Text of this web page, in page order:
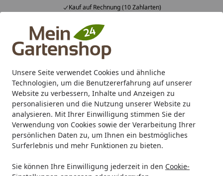
Unsere Seite verwendet Cookies und ähnliche
Technologien, um die Benutzererfahrung auf unserer
Website zu verbessern, Inhalte und Anzeigen zu
personalisieren und die Nutzung unserer Website zu
analysieren. Mit Ihrer Einwilligung stimmen Sie der
Verwendung von Cookies sowie der Verarbeitung Ihrer
persönlichen Daten zu, um Ihnen ein bestmögliches
Surferlebnis und mehr Funktionen zu bieten.
Sie können Ihre Einwilligung jederzeit in den Cookie-
Kauf auf Rechnung (10 Zahlarten)
Alle Produkte
Mein Konto
Suchen
Startseite
Juliana / Halls Garantiebestimmungen
Juliana/Halls
Garantiebestimmungen
In Zusammenarbeit mit der Firma Juliana / Halls
Konstruktion, Verarbeitung und Materialqualität des